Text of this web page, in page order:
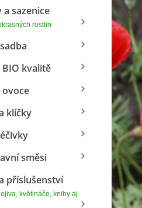
a sazenice
rostlin
kvalitě
ovoce
klíčky
směsi
příslušenství
květináče, knihy aj.